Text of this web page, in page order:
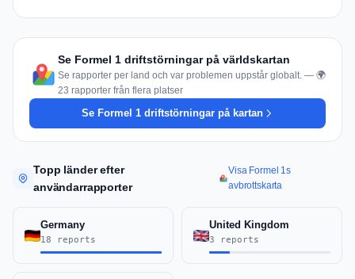
Se Formel 1 driftstörningar på världskartan
Se rapporter per land och var problemen uppstår globalt. — 🌍
23 rapporter från flera platser
Se Formel 1 driftstörningar på kartan
Topp länder efter
användarrapporter
Visa Formel 1s
avbrottskarta
Germany
18 reports
United Kingdom
3 reports